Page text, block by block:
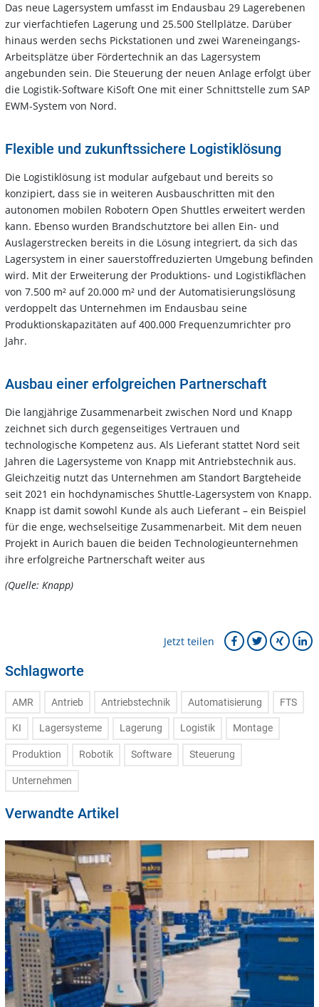
Das neue Lagersystem umfasst im Endausbau 29 Lagerebenen
zur vierfachtiefen Lagerung und 25.500 Stellplätze. Darüber
hinaus werden sechs Pickstationen und zwei Wareneingangs-
Arbeitsplätze über Fördertechnik an das Lagersystem
angebunden sein. Die Steuerung der neuen Anlage erfolgt über
die Logistik-Software KiSoft One mit einer Schnittstelle zum SAP
EWM-System von Nord.
Flexible und zukunftssichere Logistiklösung
Die Logistiklösung ist modular aufgebaut und bereits so
konzipiert, dass sie in weiteren Ausbauschritten mit den
autonomen mobilen Robotern Open Shuttles erweitert werden
kann. Ebenso wurden Brandschutztore bei allen Ein- und
Auslagerstrecken bereits in die Lösung integriert, da sich das
Lagersystem in einer sauerstoffreduzierten Umgebung befinden
wird. Mit der Erweiterung der Produktions- und Logistikflächen
von 7.500 m² auf 20.000 m² und der Automatisierungslösung
verdoppelt das Unternehmen im Endausbau seine
Produktionskapazitäten auf 400.000 Frequenzumrichter pro
Jahr.
Ausbau einer erfolgreichen Partnerschaft
Die langjährige Zusammenarbeit zwischen Nord und Knapp
zeichnet sich durch gegenseitiges Vertrauen und
technologische Kompetenz aus. Als Lieferant stattet Nord seit
Jahren die Lagersysteme von Knapp mit Antriebstechnik aus.
Gleichzeitig nutzt das Unternehmen am Standort Bargteheide
seit 2021 ein hochdynamisches Shuttle-Lagersystem von Knapp.
Knapp ist damit sowohl Kunde als auch Lieferant – ein Beispiel
für die enge, wechselseitige Zusammenarbeit. Mit dem neuen
Projekt in Aurich bauen die beiden Technologieunternehmen
ihre erfolgreiche Partnerschaft weiter aus
(Quelle: Knapp)
Jetzt teilen
Schlagworte
AMR Antrieb Antriebstechnik Automatisierung FTS
KI Lagersysteme Lagerung Logistik Montage
Produktion Robotik Software Steuerung
Unternehmen
Verwandte Artikel